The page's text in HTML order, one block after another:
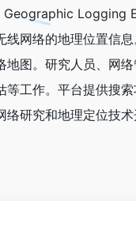
Logging
线网络的地理位置信
地图。研究人员、网
等工作。平台提供搜
络研究和地理定位技术